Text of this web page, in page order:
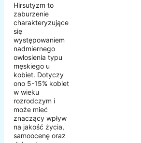
Hirsutyzm to
zaburzenie
charakteryzujące
się
występowaniem
nadmiernego
owłosienia typu
męskiego u
kobiet. Dotyczy
ono 5-15% kobiet
w wieku
rozrodczym i
może mieć
znaczący wpływ
na jakość życia,
samoocenę oraz